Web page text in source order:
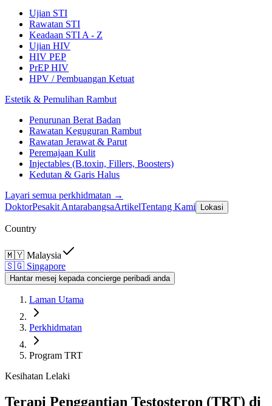
Ujian STI
Rawatan STI
Keadaan STI A - Z
Ujian HIV
HIV PEP
PrEP HIV
HPV / Pembuangan Ketuat
Estetik & Pemulihan Rambut
Penurunan Berat Badan
Rawatan Keguguran Rambut
Rawatan Jerawat & Parut
Peremajaan Kulit
Injectables (B.toxin, Fillers, Boosters)
Kedutan & Garis Halus
Layari semua perkhidmatan →
DoktorPesakit AntarabangsaArtikelTentang Kami Lokasi
Country
🇲🇾 Malaysia
🇸🇬 Singapore
Hantar mesej kepada concierge peribadi anda
Laman Utama
Perkhidmatan
Program TRT
Kesihatan Lelaki
Terapi Penggantian Testosteron (TRT) di